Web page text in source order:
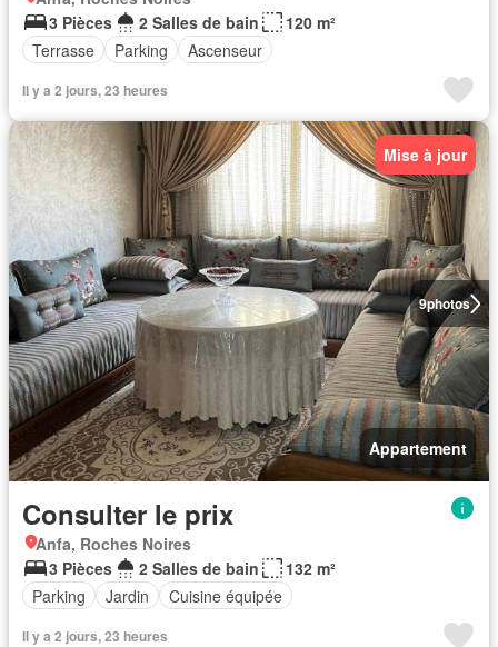
3 Pièces
2 Salles de bain
120 m²
Terrasse
Parking Ascenseur
Il y a 2 jours, 23 heures
9photos
Mise à jour
Appartement
Consulter le prix
Anfa, Roches Noires
3 Pièces
2 Salles de bain
132 m²
Parking
Jardin Cuisine équipée
Il y a 2 jours, 23 heures